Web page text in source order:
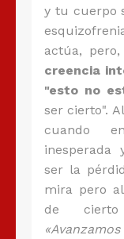
y tu cuerpo
actúa,
creencia
"esto no
ser cierto".
cuando
inesperada
ser la
mira pero
de cierto